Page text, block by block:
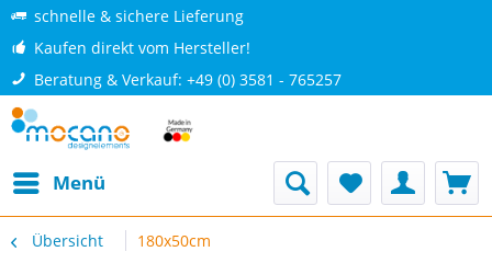
schnelle & sichere Lieferung
Kaufen direkt vom Hersteller!
Beratung & Verkauf: +49 (0) 3581 - 765257
Menü
Übersicht 180x50cm